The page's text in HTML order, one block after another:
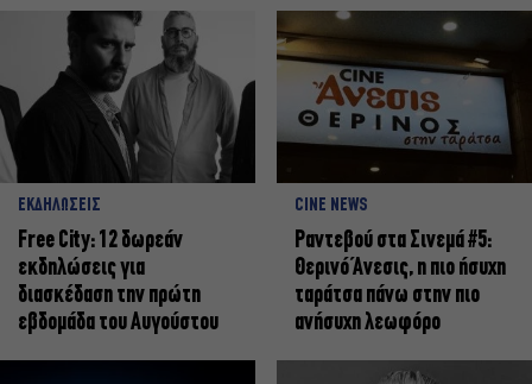
ΕΚΔΗΛΩΣΕΙΣ
Free City: 12 δωρεάν
εκδηλώσεις για
διασκέδαση την πρώτη
εβδομάδα του Αυγούστου
CINE NEWS
Ραντεβού στα Σινεμά #5:
Θερινό Άνεσις, η πιο ήσυχη
ταράτσα πάνω στην πιο
ανήσυχη λεωφόρο